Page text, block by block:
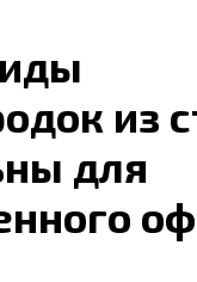
из
для